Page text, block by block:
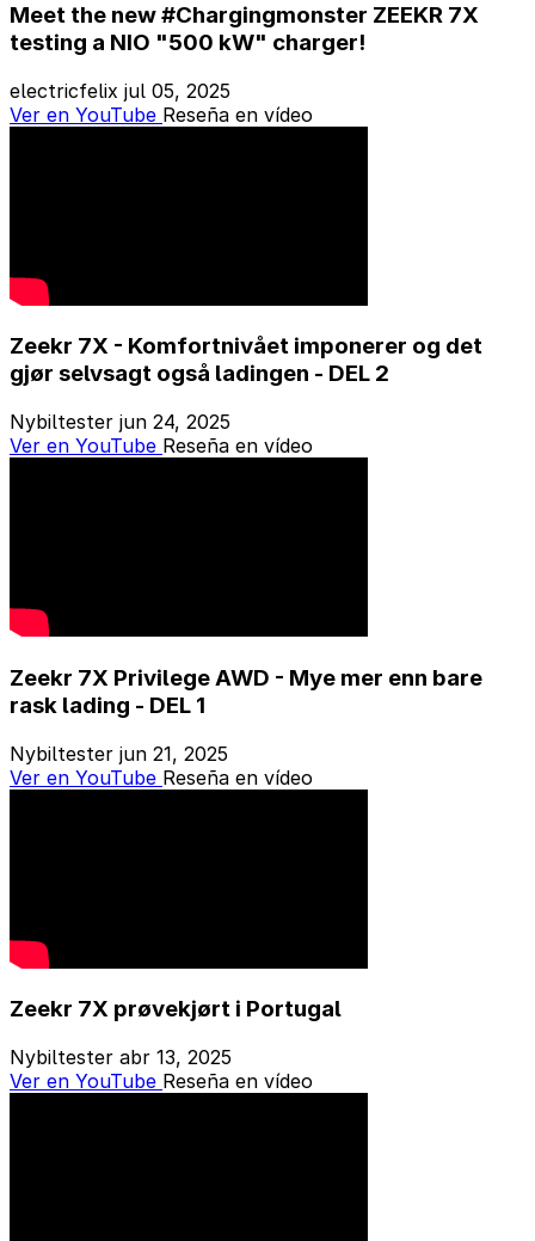
Meet the new #Chargingmonster ZEEKR 7X
testing a NIO "500 kW" charger!
electricfelix jul 05, 2025
Ver en YouTube Reseña en vídeo
Zeekr 7X - Komfortnivået imponerer og det
gjør selvsagt også ladingen - DEL 2
Nybiltester jun 24, 2025
Ver en YouTube Reseña en vídeo
Zeekr 7X Privilege AWD - Mye mer enn bare
rask lading - DEL 1
Nybiltester jun 21, 2025
Ver en YouTube Reseña en vídeo
Zeekr 7X prøvekjørt i Portugal
Nybiltester abr 13, 2025
Ver en YouTube Reseña en vídeo